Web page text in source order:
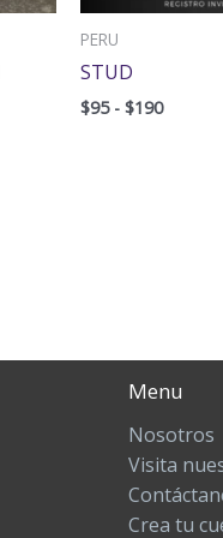
PERU
STUD
$95 - $190
Menu
Nosotros
Visita
Crea tu